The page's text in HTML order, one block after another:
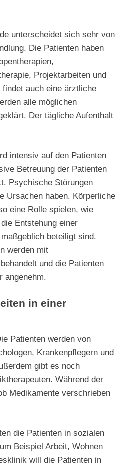
unterscheidet sich sehr von
Die Patienten haben
Projektarbeiten und
auch eine ärztliche
alle möglichen
Der tägliche Aufenthalt
intensiv auf den Patienten
Betreuung der Patienten
Psychische Störungen
Ursachen haben. Körperliche
eine Rolle spielen, wie
Entstehung einer
beteiligt sind.
werden mit
und die Patienten
angenehm.
in einer
Patienten werden von
Krankenpflegern und
gibt es noch
Während der
Medikamente verschrieben
die Patienten in sozialen
Beispiel Arbeit, Wohnen
will die Patienten in